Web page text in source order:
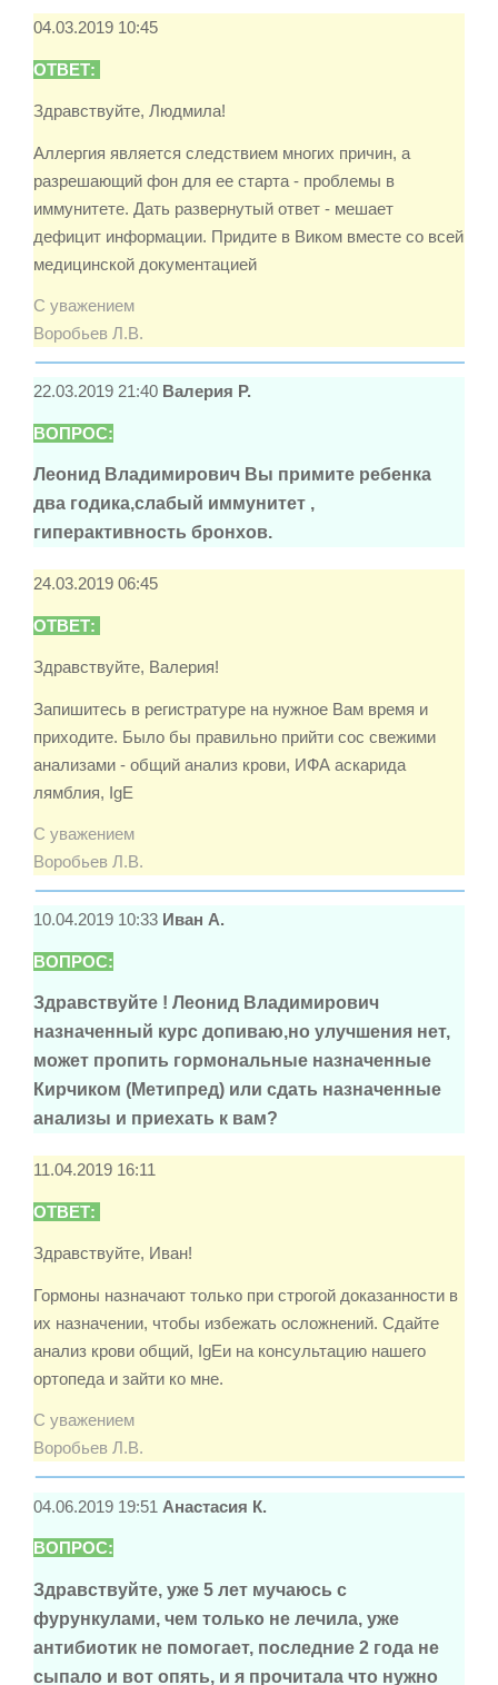
04.03.2019 10:45
ОТВЕТ:
Здравствуйте, Людмила!
Аллергия является следствием многих причин, а
разрешающий фон для ее старта - проблемы в
иммунитете. Дать развернутый ответ - мешает
дефицит информации. Придите в Виком вместе со всей
медицинской документацией
С уважением
Воробьев Л.В.
22.03.2019 21:40 Валерия Р.
ВОПРОС:
Леонид Владимирович Вы примите ребенка
два годика,слабый иммунитет ,
гиперактивность бронхов.
24.03.2019 06:45
ОТВЕТ:
Здравствуйте, Валерия!
Запишитесь в регистратуре на нужное Вам время и
приходите. Было бы правильно прийти сос свежими
анализами - общий анализ крови, ИФА аскарида
лямблия, IgE
С уважением
Воробьев Л.В.
10.04.2019 10:33 Иван А.
ВОПРОС:
Здравствуйте ! Леонид Владимирович
назначенный курс допиваю,но улучшения нет,
может пропить гормональные назначенные
Кирчиком (Метипред) или сдать назначенные
анализы и приехать к вам?
11.04.2019 16:11
ОТВЕТ:
Здравствуйте, Иван!
Гормоны назначают только при строгой доказанности в
их назначении, чтобы избежать осложнений. Сдайте
анализ крови общий, IgEи на консультацию нашего
ортопеда и зайти ко мне.
С уважением
Воробьев Л.В.
04.06.2019 19:51 Анастасия К.
ВОПРОС:
Здравствуйте, уже 5 лет мучаюсь с
фурункулами, чем только не лечила, уже
антибиотик не помогает, последние 2 года не
сыпало и вот опять, и я прочитала что нужно